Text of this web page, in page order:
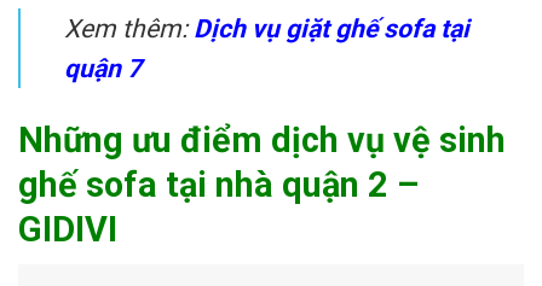
Xem thêm:Dịch vụ giặt ghế sofa tại
quận 7
Những ưu điểm dịch vụ vệ sinh
ghế sofa tại nhà quận 2 –
GIDIVI